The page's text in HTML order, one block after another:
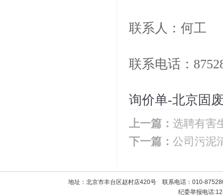
联系人：何工
联系电话：
询价单-北京固
上一篇： 选聘有害
下一篇： 公司污泥
地址：北京市丰台区赵村店420号 联系电话：010-
纪委举报电话